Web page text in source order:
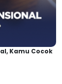
Kamu Cocok